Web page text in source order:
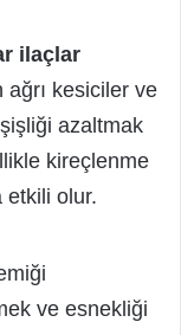
ilaçlar
ağrı kesiciler ve
azaltmak
kireçlenme
etkili olur.
ve esnekliği